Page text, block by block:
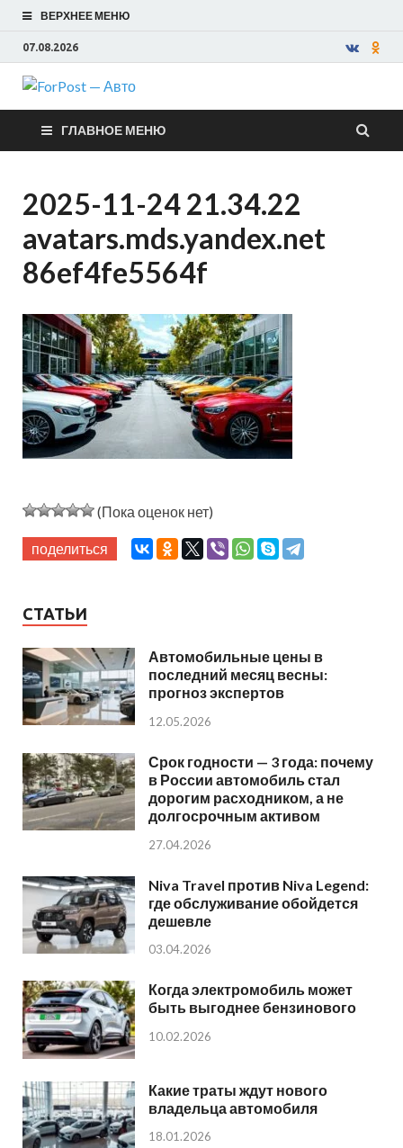
ВЕРХНЕЕ МЕНЮ
07.08.2026
ForPost —
Авто
ГЛАВНОЕ МЕНЮ
2025-11-24 21.34.22
avatars.mds.yandex.net
86ef4fe5564f
(Пока оценок нет)
поделиться
СТАТЬИ
Автомобильные цены в
последний месяц весны:
прогноз экспертов
12.05.2026
Срок годности — 3 года: почему
в России автомобиль стал
дорогим расходником, а не
долгосрочным активом
27.04.2026
Niva Travel против Niva Legend:
где обслуживание обойдется
дешевле
03.04.2026
Когда электромобиль может
быть выгоднее бензинового
10.02.2026
Какие траты ждут нового
владельца автомобиля
18.01.2026